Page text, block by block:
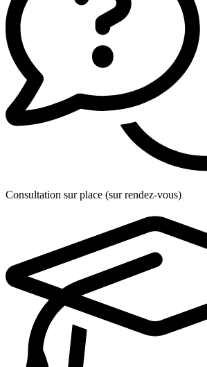
Consultation sur place (sur rendez-vous)